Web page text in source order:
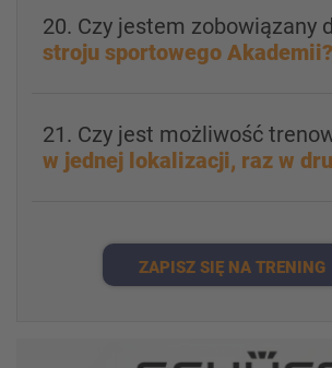
20. Czy jestem zobowiązany
stroju sportowego Akademii?
21. Czy jest możliwość
w jednej lokalizacji, raz w
ZAPISZ SIĘ NA TRENING